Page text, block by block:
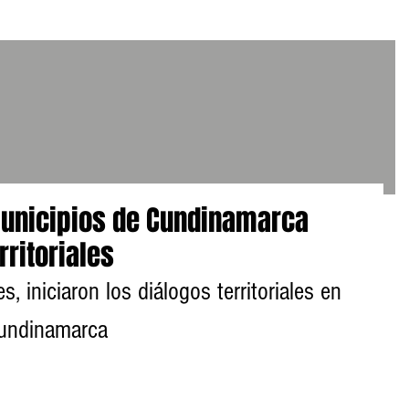
de Cundinamarca
iniciaron los diálogos territoriales en